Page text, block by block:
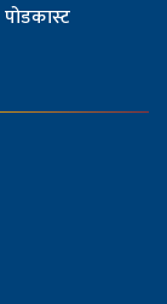
पोडकास्ट